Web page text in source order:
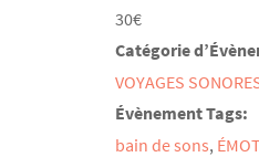
30€
Catégorie
VOYAGES
Évènement Tags:
bain de sons,